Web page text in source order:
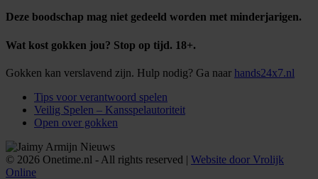
Deze boodschap mag niet gedeeld worden met minderjarigen.
Wat kost gokken jou? Stop op tijd. 18+.
Gokken kan verslavend zijn. Hulp nodig? Ga naar hands24x7.nl
Tips voor verantwoord spelen
Veilig Spelen – Kansspelautoriteit
Open over gokken
© 2026 Onetime.nl - All rights reserved | Website door Vrolijk
Online